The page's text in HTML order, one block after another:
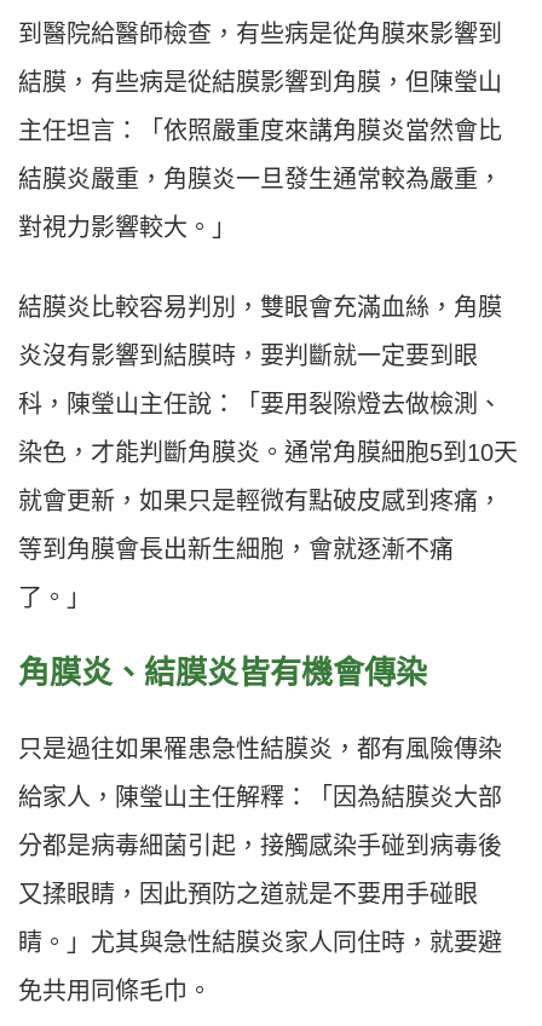
到醫院給醫師檢查，有些病是從角膜來影響到
結膜，有些病是從結膜影響到角膜，但陳瑩山
主任坦言：「依照嚴重度來講角膜炎當然會比
結膜炎嚴重，角膜炎一旦發生通常較為嚴重，
對視力影響較大。」
結膜炎比較容易判別，雙眼會充滿血絲，角膜
炎沒有影響到結膜時，要判斷就一定要到眼
科， 陳瑩山主任說：「要用裂隙燈去做檢測、
染色，才能判斷角膜炎。通常角膜細胞5到 10天
就會更新，如果只是輕微有點破皮感到疼痛，
等到角膜會長出新生細胞，會就逐漸不痛
了。」
角膜炎、結膜炎皆有機會傳染
只是過往如果罹患急性結膜炎，都有風險傳染
給家人，陳瑩山主任解釋：「因為結膜炎大部
分都是病毒細菌引起，接觸感染手碰到病毒後
又揉眼睛，因此預防之道就是不要用手碰眼
睛。」尤其與急性結膜炎家人同住時，就要避
免共用同條毛巾。